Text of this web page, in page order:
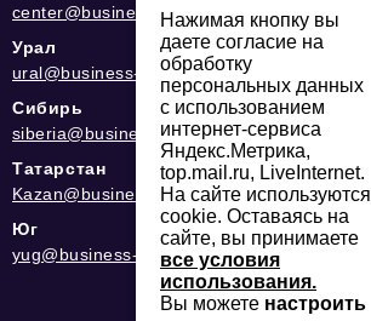
center@business-magazine.online
Урал
ural@business-magazine.online
Сибирь
siberia@business-magazine.online
Татарстан
Kazan@business-magazine.online
Юг
yug@business-magazine.online
Нажимая кнопку вы
даете согласие на
обработку
персональных данных
с использованием
интернет-сервиса
Яндекс.Метрика,
top.mail.ru, LiveInternet.
На сайте используются
cookie. Оставаясь на
сайте, вы принимаете
все условия
использования.
Вы можете настроить